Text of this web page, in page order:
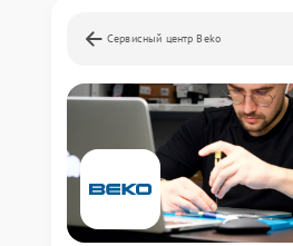
Сервисный центр Beko